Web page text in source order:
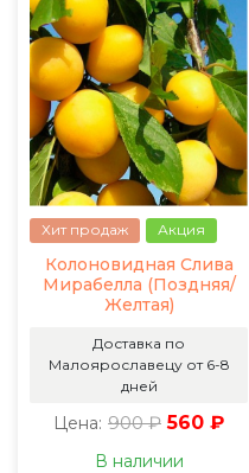
Хит продаж Акция
Колоновидная Слива
Мирабелла (Поздняя/
Желтая)
Доставка по
Малоярославецу от 6-8
дней
Цена: 900 ₽ 560 ₽
В наличии